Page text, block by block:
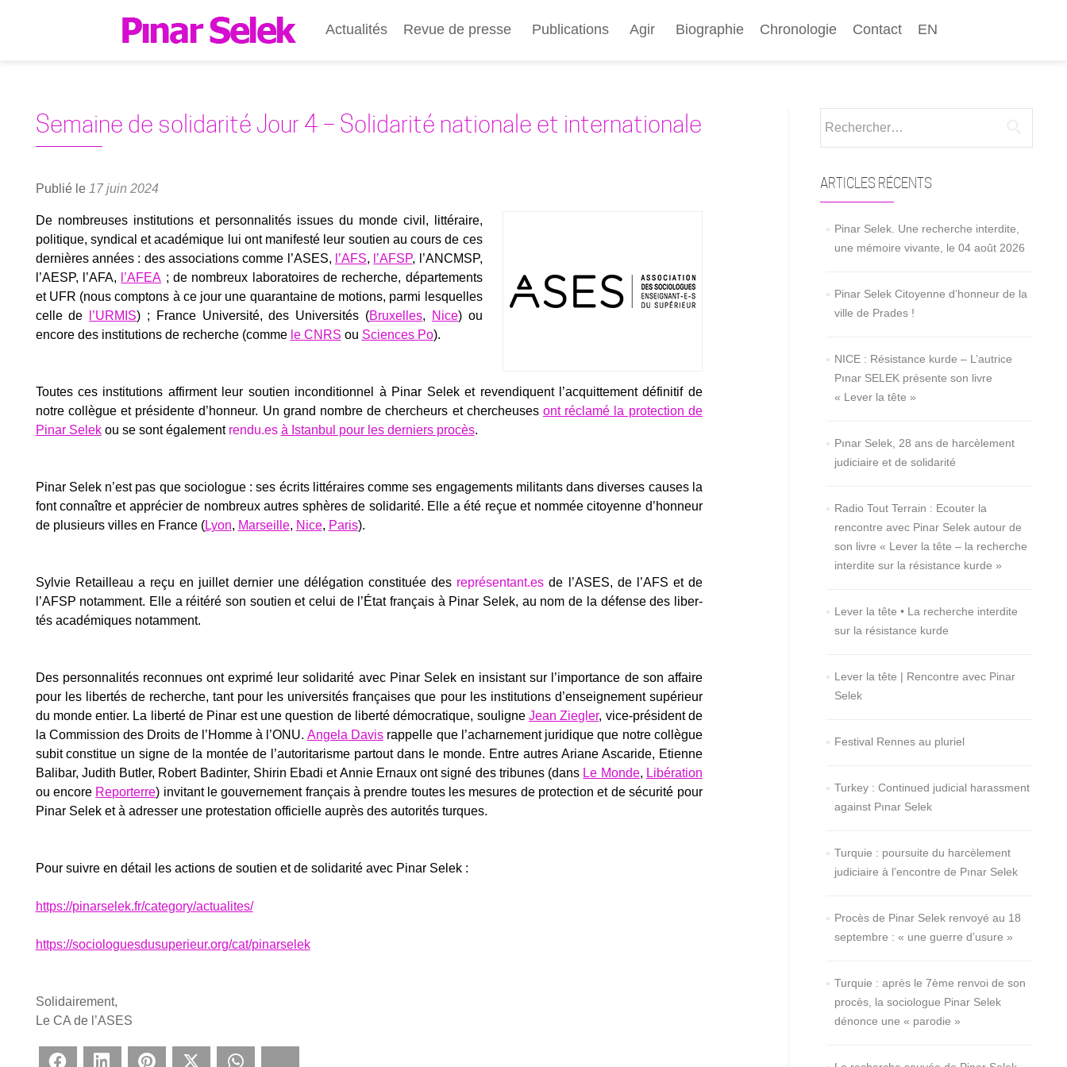
au
Actualités Revue de presse Publications Agir Biographie Chronologie Contact EN
Semaine de solidarité Jour 4 – Solidarité nationale et internationale
Publié le 17 juin 2024
De nom­breuses ins­ti­tu­tions et per­son­na­li­tés issues du monde civil, lit­té­raire,
poli­tique, syn­di­cal et aca­dé­mique lui ont mani­fes­té leur sou­tien au cours de ces
der­nières années : des asso­cia­tions comme l’ASES, l’AFS, l’AFSP, l’ANCMSP,
l’AESP, l’AFA,
l’AFEA ; de nom­breux labo­ra­toires de recherche, dépar­te­ments
et UFR (nous comp­tons à ce jour une qua­ran­taine de motions, par­mi les­quelles
celle de
l’URMIS) ; France Uni­ver­si­té, des Uni­ver­si­tés (Bruxelles, Nice) ou
encore des ins­ti­tu­tions de recherche (comme le CNRS ou Sciences Po).
Toutes ces ins­ti­tu­tions affirment leur sou­tien incon­di­tion­nel à Pinar Selek et reven­diquent l’acquittement défi­ni­tif de
notre col­lègue et pré­si­dente d’honneur. Un grand nombre de cher­cheurs et cher­cheusesont récla­mé la pro­tec­tion de
Pinar Selekou se sont éga­le­ment rendu.es à Istan­bul pour les der­niers pro­cès.
Pinar Selek n’est pas que socio­logue : ses écrits lit­té­raires comme ses enga­ge­ments mili­tants dans diverses causes la
font connaître et appré­cier de nom­breux autres sphères de soli­da­ri­té. Elle a été reçue et nom­mée citoyenne d’honneur
de plu­sieurs villes en France (Lyon, Mar­seille, Nice, Paris).
Syl­vie Retailleau a reçu en juillet der­nier une délé­ga­tion consti­tuée des représentant.es de l’ASES, de l’AFS et de
l’AFSP notam­ment. Elle a réité­ré son sou­tien et celui de l’État fran­çais à Pinar Selek, au nom de la défense des liber­
tés aca­dé­miques notam­ment.
Des per­son­na­li­tés recon­nues ont expri­mé leur soli­da­ri­té avec Pinar Selek en insis­tant sur l’im­por­tance de son affaire
pour les liber­tés de recherche, tant pour les uni­ver­si­tés fran­çaises que pour les ins­ti­tu­tions d’enseignement supé­rieur
du monde entier. La liber­té de Pinar est une ques­tion de liber­té démo­cra­tique, sou­ligne Jean Zie­gler, vice-pré­sident de
la Com­mis­sion des Droits de l’Homme à l’ONU. Ange­la Davisrap­pelle que l’acharnement juri­dique que notre col­lègue
subit consti­tue un signe de la mon­tée de l’autoritarisme par­tout dans le monde. Entre autres Ariane Asca­ride, Etienne
Bali­bar, Judith But­ler, Robert Badin­ter, Shi­rin Eba­di et Annie Ernaux ont signé des tri­bunes (dans Le Monde, Libé­ra­tion
ou encore Repor­terre) invi­tant le gou­ver­ne­ment fran­çais à prendre toutes les mesures de pro­tec­tion et de sécu­ri­té pour
Pinar Selek et à adres­ser une pro­tes­ta­tion offi­cielle auprès des auto­ri­tés turques.
Pour suivre en détail les actions de sou­tien et de soli­da­ri­té avec Pinar Selek :
https://pinarselek.fr/category/actualites/
https://sociologuesdusuperieur.org/cat/pinarselek
Soli­dai­re­ment,
Le CA de l’ASES
Face­bookLin­ke­dIn Pin­te­rest Twit­ter
ARTICLES RÉCENTS
Pinar Selek. Une recherche interdite,
une mémoire vivante, le 04 août 2026
Pinar Selek Citoyenne d’honneur de la
ville de Prades !
NICE : Résistance kurde – L’autrice
Pınar SELEK présente son livre
« Lever la tête »
Pınar Selek, 28 ans de harcèlement
judiciaire et de solidarité
Radio Tout Terrain : Ecouter la
rencontre avec Pinar Selek autour de
son livre « Lever la tête – la recherche
interdite sur la résistance kurde »
Lever la tête • La recherche interdite
sur la résistance kurde
Lever la tête | Rencontre avec Pinar
Selek
Festival Rennes au pluriel
Turkey : Continued judicial harassment
against Pınar Selek
Turquie : poursuite du harcèlement
judiciaire à l’encontre de Pınar Selek
Procès de Pinar Selek renvoyé au 18
septembre : « une guerre d’usure »
Turquie : après le 7ème renvoi de son
procès, la sociologue Pinar Selek
dénonce une « parodie »